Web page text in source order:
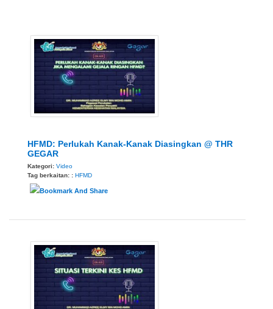
HFMD: Perlukah Kanak-Kanak Diasingkan @ THR
GEGAR
Kategori: Video
Tag berkaitan: : HFMD